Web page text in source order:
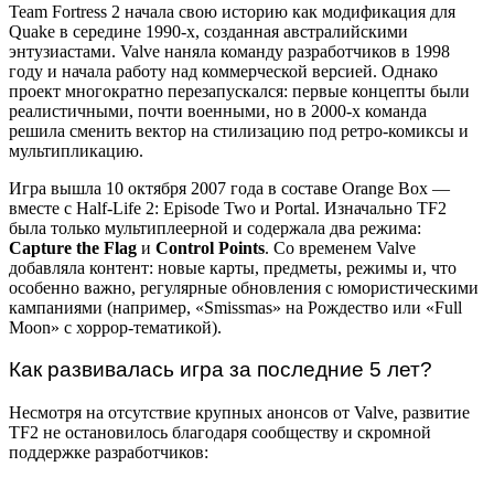
Team Fortress 2 начала свою историю как модификация для
Quake в середине 1990-х, созданная австралийскими
энтузиастами. Valve наняла команду разработчиков в 1998
году и начала работу над коммерческой версией. Однако
проект многократно перезапускался: первые концепты были
реалистичными, почти военными, но в 2000-х команда
решила сменить вектор на стилизацию под ретро-комиксы и
мультипликацию.
Игра вышла 10 октября 2007 года в составе Orange Box —
вместе с Half-Life 2: Episode Two и Portal. Изначально TF2
была только мультиплеерной и содержала два режима:
Capture the Flag и Control Points. Со временем Valve
добавляла контент: новые карты, предметы, режимы и, что
особенно важно, регулярные обновления с юмористическими
кампаниями (например, «Smissmas» на Рождество или «Full
Moon» с хоррор-тематикой).
Как развивалась игра за последние 5 лет?
Несмотря на отсутствие крупных анонсов от Valve, развитие
TF2 не остановилось благодаря сообществу и скромной
поддержке разработчиков: